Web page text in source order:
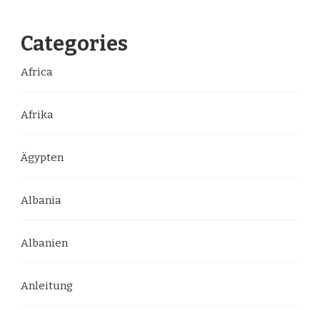
Categories
Africa
Afrika
Ägypten
Albania
Albanien
Anleitung